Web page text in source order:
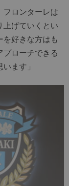
フロンターレは
上げていくとい
を好きな方はも
プローチできる
ます」